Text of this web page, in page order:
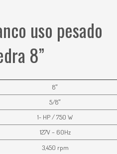
uso pesado
8”
8″
5/8″
1- HP / 750 W
127V – 60Hz
3,450 rpm